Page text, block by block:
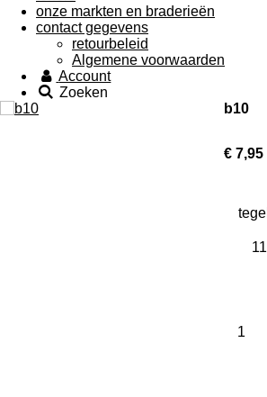
onze markten en braderieën
contact gegevens
retourbeleid
Algemene voorwaarden
Account
Zoeken
b10
€ 7,95
tegel